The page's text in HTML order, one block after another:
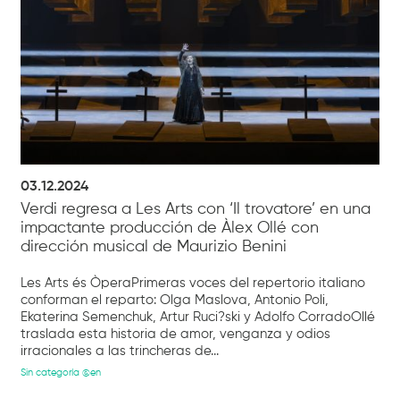
03.12.2024
Verdi regresa a Les Arts con ‘Il trovatore’ en una
impactante producción de Àlex Ollé con
dirección musical de Maurizio Benini
Les Arts és ÒperaPrimeras voces del repertorio italiano
conforman el reparto: Olga Maslova, Antonio Poli,
Ekaterina Semenchuk, Artur Ruci?ski y Adolfo CorradoOllé
traslada esta historia de amor, venganza y odios
irracionales a las trincheras de...
Sin categoría @en